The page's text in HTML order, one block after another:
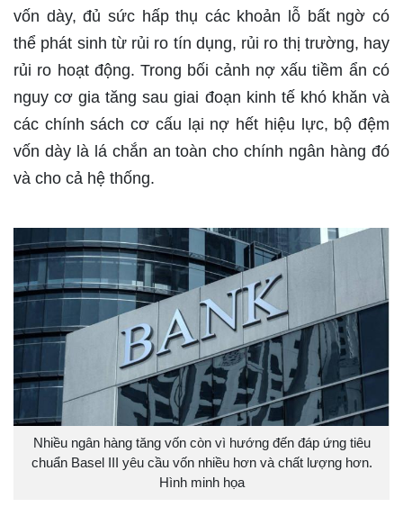
vốn dày, đủ sức hấp thụ các khoản lỗ bất ngờ có
thể phát sinh từ rủi ro tín dụng, rủi ro thị trường, hay
rủi ro hoạt động. Trong bối cảnh nợ xấu tiềm ẩn có
nguy cơ gia tăng sau giai đoạn kinh tế khó khăn và
các chính sách cơ cấu lại nợ hết hiệu lực, bộ đệm
vốn dày là lá chắn an toàn cho chính ngân hàng đó
và cho cả hệ thống.
Nhiều ngân hàng tăng vốn còn vì hướng đến đáp ứng tiêu
chuẩn Basel III yêu cầu vốn nhiều hơn và chất lượng hơn.
Hình minh họa